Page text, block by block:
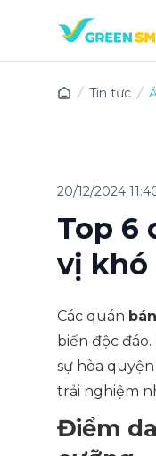
Tin tức
20/12/2024
Top 6
vị khó
Các quán
biến độc
sự hòa
trải nghiệm
Điểm